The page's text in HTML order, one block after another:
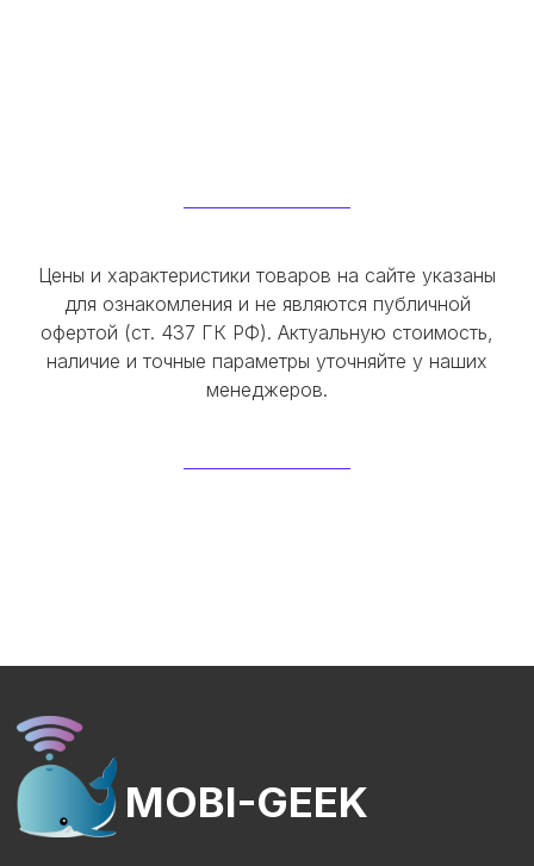
Цены и характеристики товаров на сайте указаны
для ознакомления и не являются публичной
офертой (ст. 437 ГК РФ). Актуальную стоимость,
наличие и точные параметры уточняйте у наших
менеджеров.